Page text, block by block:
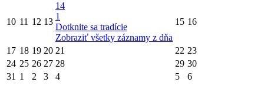
10 11 12 13
14
1
Dotknite sa tradície
Zobraziť všetky záznamy z dňa
15 16
17 18 19 20 21 22 23
24 25 26 27 28 29 30
31 1 2 3 4 5 6